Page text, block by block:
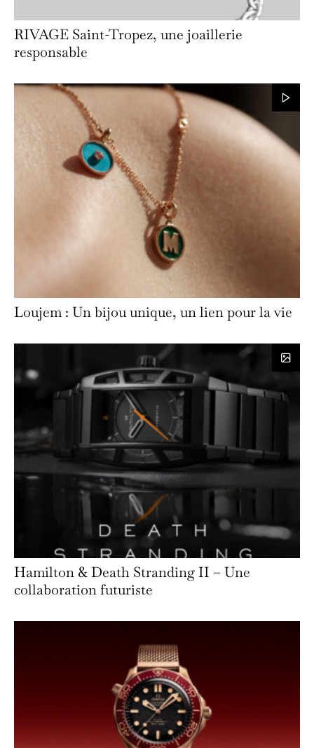
RIVAGE Saint-Tropez, une joaillerie
responsable
Loujem : Un bijou unique, un lien pour la vie
Hamilton & Death Stranding II – Une
collaboration futuriste